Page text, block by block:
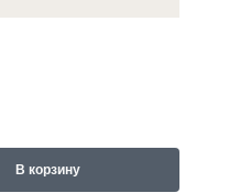
В корзину